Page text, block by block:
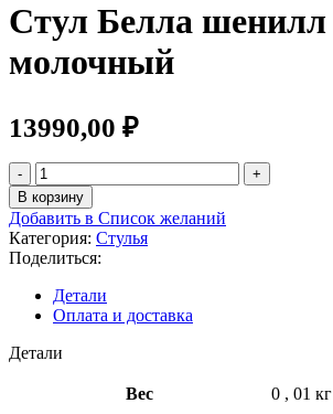
Стул Белла шенилл
молочный
13990,00 ₽
В корзину
Добавить в Список желаний
Категория: Стулья
Поделиться:
Детали
Оплата и доставка
Детали
Вес 0 , 01 кг